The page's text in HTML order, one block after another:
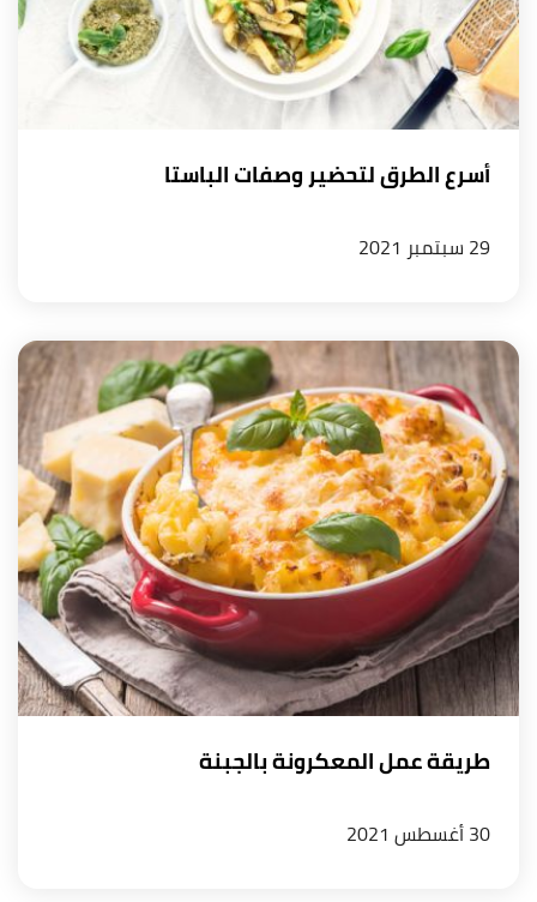
أسرع الطرق لتحضير وصفات الباستا
29 سبتمبر 2021
طريقة عمل المعكرونة بالجبنة
30 أغسطس 2021